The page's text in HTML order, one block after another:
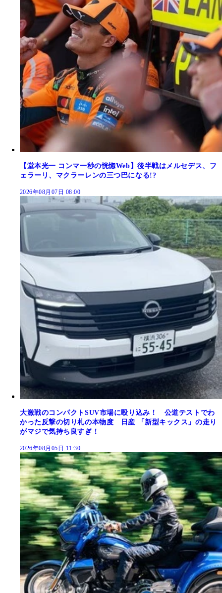
【堂本光一 コンマ一秒の恍惚Web】後半戦はメルセデス、フ
ェラーリ、マクラーレンの三つ巴になる!?
2026年08月07日 08:00
大激戦のコンパクトSUV市場に殴り込み！ 公道テストでわ
かった反撃の切り札の本物度 日産 「新型キックス」の走り
がマジで気持ち良すぎ！
2026年08月05日 11:30